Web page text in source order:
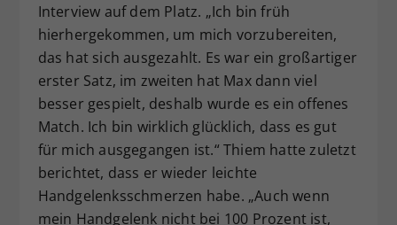
Interview auf dem Platz. „Ich bin früh
hierhergekommen, um mich vorzubereiten,
das hat sich ausgezahlt. Es war ein großartiger
erster Satz, im zweiten hat Max dann viel
besser gespielt, deshalb wurde es ein offenes
Match. Ich bin wirklich glücklich, dass es gut
für mich ausgegangen ist.“ Thiem hatte zuletzt
berichtet, dass er wieder leichte
Handgelenksschmerzen habe. „Auch wenn
mein Handgelenk nicht bei 100 Prozent ist,